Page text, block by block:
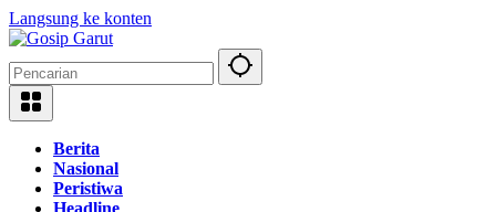
Langsung ke konten
Berita
Nasional
Peristiwa
Headline